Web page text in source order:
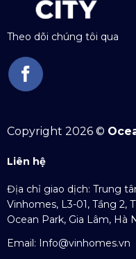
Theo dõi chúng tôi qua
Copyright 2026 ©
Liên hệ
Địa chỉ giao dịch: Trung
Vinhomes, L3-01, Tầng 2,
Ocean Park, Gia Lâm, Hà
Email: Info@vinhomes.vn